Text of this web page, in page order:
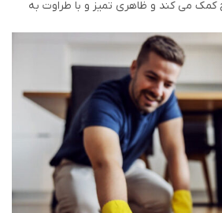
می کند و ظاهری تمیز و با طراوت به